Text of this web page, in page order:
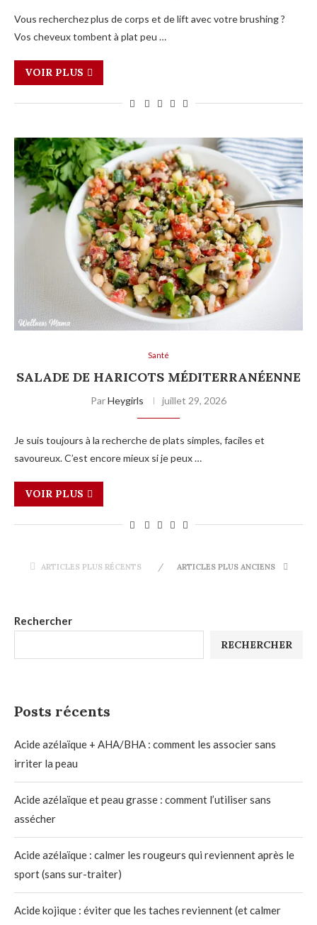
Vous recherchez plus de corps et de lift avec votre brushing ?
Vos cheveux tombent à plat peu …
VOIR PLUS
Santé
SALADE DE HARICOTS MÉDITERRANÉENNE
ParHeygirls juillet 29, 2026
Je suis toujours à la recherche de plats simples, faciles et
savoureux. C’est encore mieux si je peux …
VOIR PLUS
ARTICLES PLUS RÉCENTS ARTICLES PLUS ANCIENS
Rechercher
RECHERCHER
Posts récents
Acide azélaïque + AHA/BHA : comment les associer sans
irriter la peau
Acide azélaïque et peau grasse : comment l’utiliser sans
assécher
Acide azélaïque : calmer les rougeurs qui reviennent après le
sport (sans sur-traiter)
Acide kojique : éviter que les taches reviennent (et calmer